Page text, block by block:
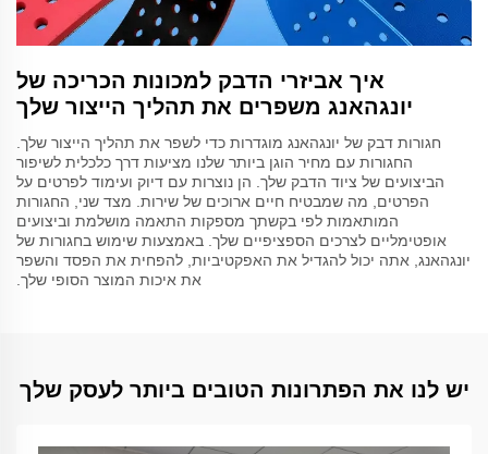
איך אביזרי הדבק למכונות הכריכה של
יונגהאנג משפרים את תהליך הייצור שלך
חגורות דבק של יונגהאנג מוגדרות כדי לשפר את תהליך הייצור שלך.
החגורות עם מחיר הוגן ביותר שלנו מציעות דרך כלכלית לשיפור
הביצועים של ציוד הדבק שלך. הן נוצרות עם דיוק ועימוד לפרטים על
הפרטים, מה שמבטיח חיים ארוכים של שירות. מצד שני, החגורות
המותאמות לפי בקשתך מספקות התאמה מושלמת וביצועים
אופטימליים לצרכים הספציפיים שלך. באמצעות שימוש בחגורות של
יונגהאנג, אתה יכול להגדיל את האפקטיביות, להפחית את הפסד והשפר
את איכות המוצר הסופי שלך.
יש לנו את הפתרונות הטובים ביותר לעסק שלך